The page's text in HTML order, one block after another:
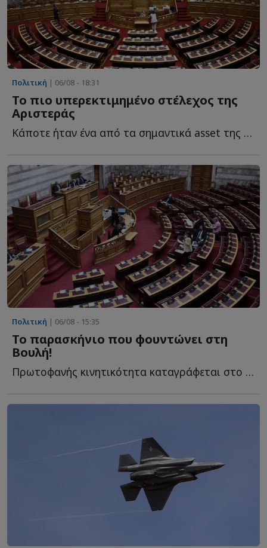
Πολιτική | 06/08 - 18:31
Το πιο υπερεκτιμημένο στέλεχος της
Αριστεράς
Κάποτε ήταν ένα από τα σημαντικά asset της Αριστεράς. Τ...
Πολιτική | 06/08 - 15:35
Το παρασκήνιο που φουντώνει στη
Βουλή!
Πρωτοφανής κινητικότητα καταγράφεται στο πολιτικό σ...